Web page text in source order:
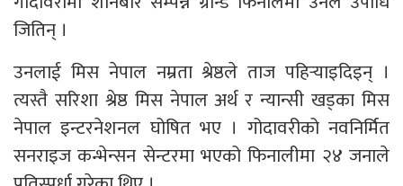
जितिन् ।
उनलाई मिस नेपाल नम्रता श्रेष्ठले ताज पहिर्‍याइदिइन् ।
त्यस्तै सरिशा श्रेष्ठ मिस नेपाल अर्थ र न्यान्सी खड्का मिस
नेपाल इन्टरनेशनल घोषित भए । गोदावरीको नवनिर्मित
सनराइज कन्भेन्सन सेन्टरमा भएको फिनालीमा २४ जनाले